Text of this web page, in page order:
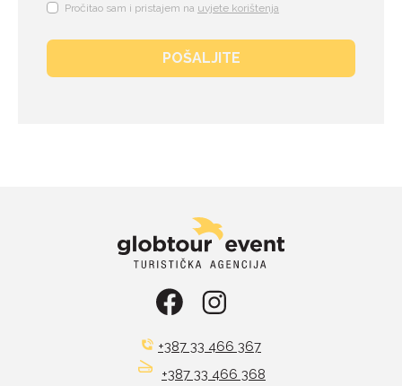
Pročitao sam i pristajem na uvjete korištenja
POŠALJITE
+387 33 466 367
+387 33 466 368